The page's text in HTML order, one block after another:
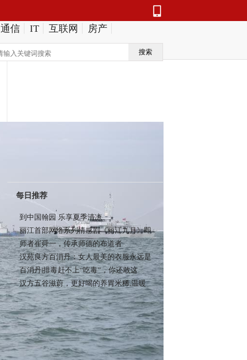
通信 IT 互联网 房产
搜索
每日推荐
到中国翰园 乐享夏季清凉
丽江首部网络系列情感剧《丽江九月》即
师者崔舜一，传承师德的布道者
汉苑良方百消丹：女人最美的衣服永远是
百消丹|排毒赶不上“吃毒”，你还敢这
汉方五谷滋蔚，更好喝的养胃米稀,温暖